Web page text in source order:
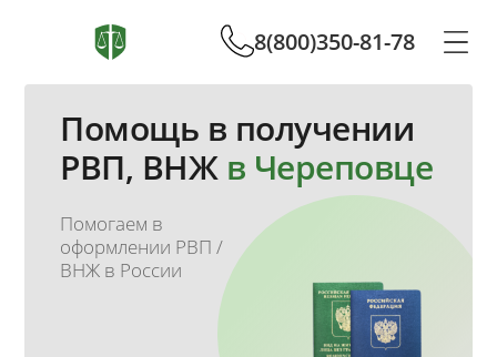
8(800)350-81-78
Помощь в получении
РВП, ВНЖ в Череповце
Помогаем в
оформлении РВП /
ВНЖ в России